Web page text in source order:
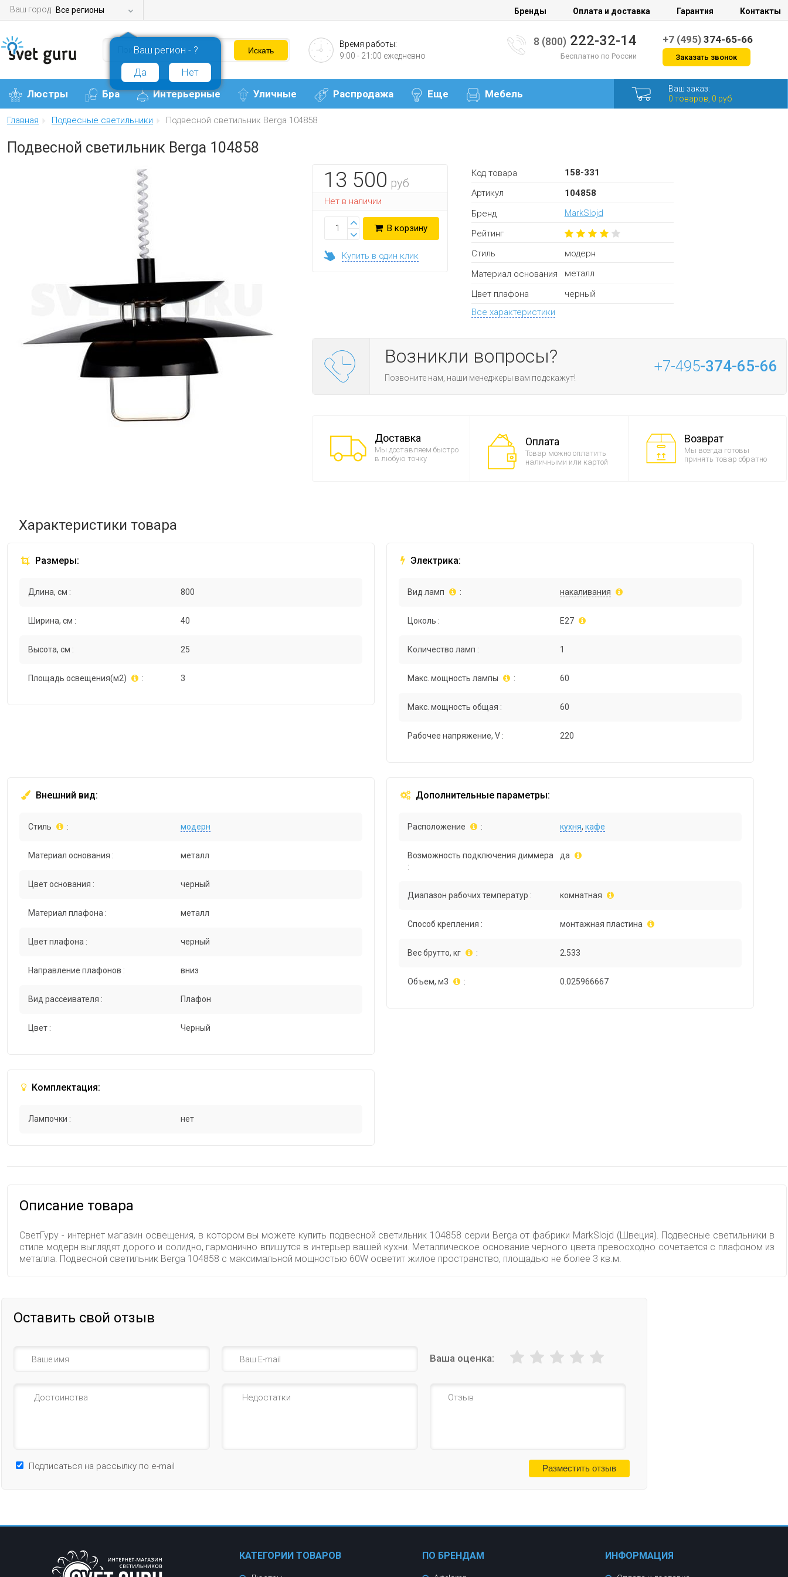
Ваш город: Все регионы
Ваш регион - ?
Да
Нет
Бренды Оплата и доставка Гарантия Контакты
Время работы:
9:00 - 21:00 ежедневно
8 (800) 222-32-14
Бесплатно по России
+7 (495)374-65-66
Заказать звонок
Люстры Бра Интерьерные Уличные Распродажа Еще Мебель
Ваш заказ:
0 товаров, 0 руб
Главная Подвесные светильники Подвесной светильник Berga 104858
Подвесной светильник Berga 104858
13 500 руб
Нет в наличии
В корзину
Купить в один клик
Код товара
158-331
Артикул
104858
Бренд
MarkSlojd
Рейтинг
Стиль
модерн
Материал основания
металл
Цвет плафона
черный
Все характеристики
Возникли вопросы?
Позвоните нам, наши менеджеры вам подскажут!
+7-495-374-65-66
Доставка
Мы доставляем быстро
в любую точку
Оплата
Товар можно оплатить
наличными или картой
Возврат
Мы всегда готовы
принять товар обратно
Характеристики товара
Размеры:
Длина, см : 800
Ширина, см : 40
Высота, см : 25
Площадь освещения(м2) : 3
Электрика:
Вид ламп : накаливания
Цоколь : E27
Количество ламп : 1
Макс. мощность лампы : 60
Макс. мощность общая : 60
Рабочее напряжение, V : 220
Внешний вид:
Стиль : модерн
Материал основания : металл
Цвет основания : черный
Материал плафона : металл
Цвет плафона : черный
Направление плафонов : вниз
Вид рассеивателя : Плафон
Цвет : Черный
Дополнительные параметры:
Расположение : кухня,кафе
Возможность подключения диммера
:
да
Диапазон рабочих температур : комнатная
Способ крепления : монтажная пластина
Вес брутто, кг : 2.533
Объем, м3 : 0.025966667
Комплектация:
Лампочки : нет
Описание товара
СветГуру - интернет магазин освещения, в котором вы можете купить подвесной светильник 104858 серии Berga от фабрики MarkSlojd (Швеция). Подвесные светильники в
стиле модерн выглядят дорого и солидно, гармонично впишутся в интерьер вашей кухни. Металлическое основание черного цвета превосходно сочетается с плафоном из
металла. Подвесной светильник Berga 104858 с максимальной мощностью 60W осветит жилое пространство, площадью не более 3 кв.м.
Оставить свой отзыв
Ваша оценка:
Подписаться на рассылку по e-mail
КАТЕГОРИИ ТОВАРОВ ПО БРЕНДАМ ИНФОРМАЦИЯ